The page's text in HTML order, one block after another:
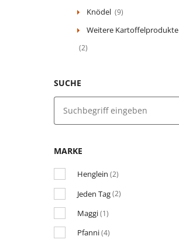
Knödel (9)
Weitere Kartoffelprodukte
(2)
SUCHE
MARKE
Henglein (2)
Jeden Tag(2)
Maggi(1)
Pfanni(4)